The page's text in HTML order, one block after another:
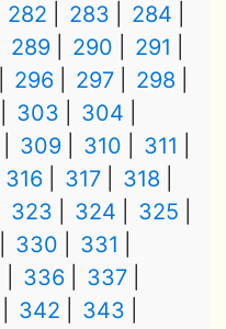
282 283
284
289 290
291
296 297
298
303
304
309 310
311
316 317
318
323 324
325
330
331
336
337
342 343